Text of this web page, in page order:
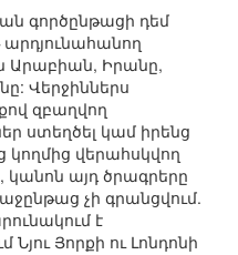
գործընթացի դեմ
արդյունահանող
Արաբիան, Իրանը,
Վերջիններս
զբաղվող
ստեղծել կամ իրենց
վերահսկվող
կանոն այդ ծրագրերը
չի գրանցվում.
է
Յորքի ու Լոնդոնի